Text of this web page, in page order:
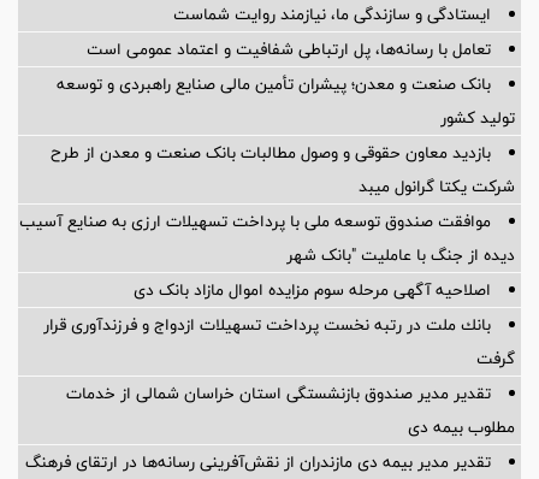
ایستادگی و سازندگی ما، نیازمند روایت شماست
تعامل با رسانه‌ها، پل ارتباطی شفافیت و اعتماد عمومی است
بانک صنعت و معدن؛ پیشران تأمین مالی صنایع راهبردی و توسعه
تولید کشور
بازدید معاون حقوقی و وصول مطالبات بانک صنعت و معدن از طرح
شرکت یکتا گرانول میبد
موافقت صندوق توسعه ملی با پرداخت تسهیلات ارزی به صنایع آسیب
دیده از جنگ با عاملیت "بانک شهر
اصلاحیه آگهی مرحله سوم مزایده اموال مازاد بانک دی
بانك ملت در رتبه نخست پرداخت تسهیلات ازدواج و فرزندآوری قرار
گرفت
تقدیر مدیر صندوق بازنشستگی استان خراسان شمالی از خدمات
مطلوب بیمه دی
تقدیر مدیر بیمه دی مازندران از نقش‌آفرینی رسانه‌ها در ارتقای فرهنگ